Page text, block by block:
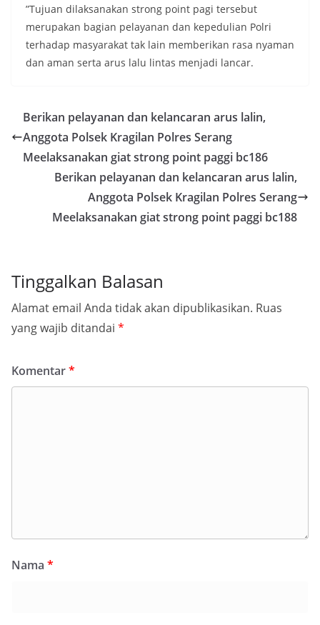
”Tujuan dilaksanakan strong point pagi tersebut
merupakan bagian pelayanan dan kepedulian Polri
terhadap masyarakat tak lain memberikan rasa nyaman
dan aman serta arus lalu lintas menjadi lancar.
Berikan pelayanan dan kelancaran arus lalin,
Anggota Polsek Kragilan Polres Serang
Meelaksanakan giat strong point paggi bc186
Berikan pelayanan dan kelancaran arus lalin,
Anggota Polsek Kragilan Polres Serang
Meelaksanakan giat strong point paggi bc188
Tinggalkan Balasan
Alamat email Anda tidak akan dipublikasikan. Ruas
yang wajib ditandai *
Komentar*
Nama *